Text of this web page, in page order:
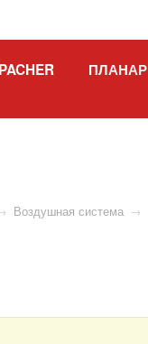
ПЛАНАР
Воздушная система →